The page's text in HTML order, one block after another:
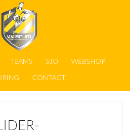
TEAMS SJO
WEBSHOP
CONTACT